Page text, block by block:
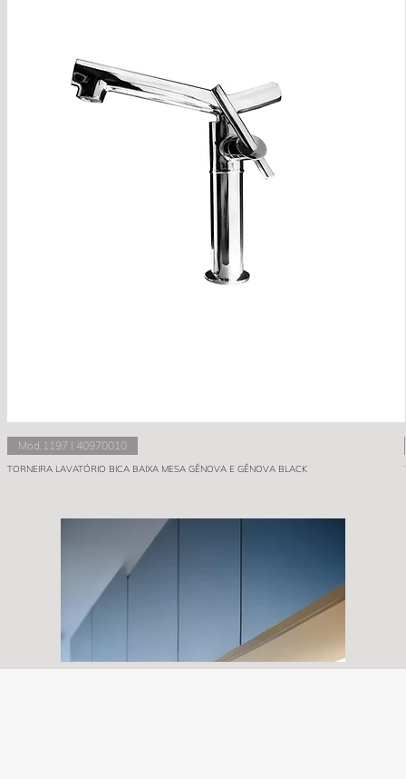
Mod.1197 I 40970010
TORNEIRA LAVATÓRIO BICA BAIXA MESA GÊNOVA E GÊNOVA BLACK